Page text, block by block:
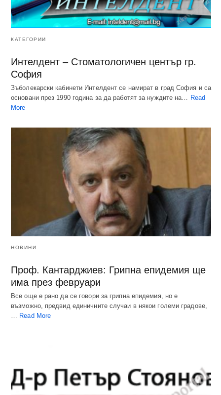
КАТЕГОРИИ
Интелдент – Стоматологичен център гр.
София
Зъболекарски кабинети Интелдент се намират в град София и са
основани през 1990 година за да работят за нуждите на… Read
More
НОВИНИ
Проф. Кантарджиев: Грипна епидемия ще
има през февруари
Все още е рано да се говори за грипна епидемия, но е
възможно, предвид единичните случаи в някои големи градове,
… Read More